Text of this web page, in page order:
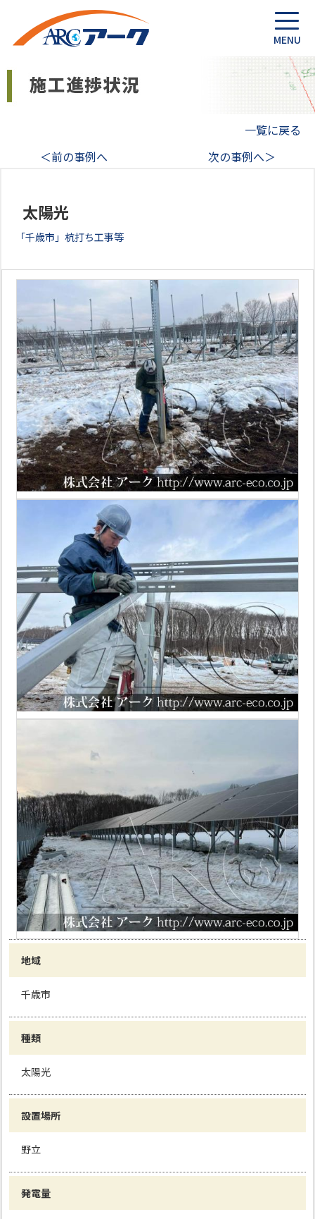
一覧に戻る
＜前の事例へ
次の事例へ＞
太陽光
「千歳市」杭打ち工事等
地域
千歳市
種類
太陽光
設置場所
野立
発電量